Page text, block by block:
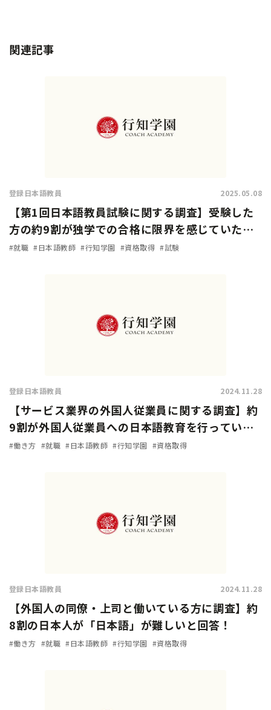
関連記事
登録日本語教員 2025.05.08
【第1回日本語教員試験に関する調査】受験した
方の約9割が独学での合格に限界を感じていた…
試験対策方法や試験の難易度は？
#就職 #日本語教師 #行知学園 #資格取得 #試験
登録日本語教員 2024.11.28
【サービス業界の外国人従業員に関する調査】約
9割が外国人従業員への日本語教育を行っている
と回答。加速化する『登録日本語教員』の需要！
#働き方 #就職 #日本語教師 #行知学園 #資格取得
登録日本語教員 2024.11.28
【外国人の同僚・上司と働いている方に調査】約
8割の日本人が「日本語」が難しいと回答！
#働き方 #就職 #日本語教師 #行知学園 #資格取得